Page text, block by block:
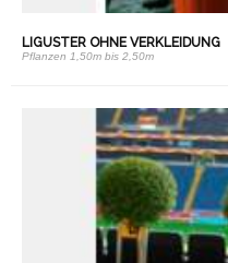
LIGUSTER OHNE VERKLEIDUNG
Pflanzen 1,50m bis 2,50m